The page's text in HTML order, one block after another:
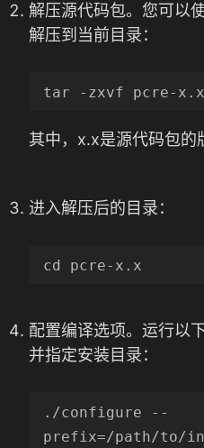
解压源代码包。您可以
解压到当前目录：
其中，x.x是源代码包的
进入解压后的目录：
配置编译选项。运行以
并指定安装目录：
./configure --
prefix=/path/to/